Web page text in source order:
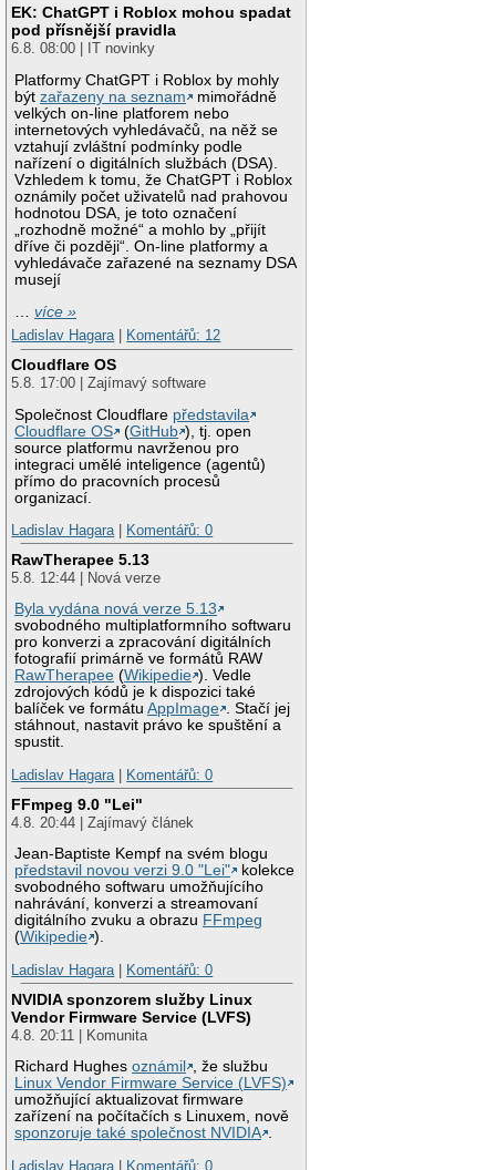
EK: ChatGPT i Roblox mohou spadat
pod přísnější pravidla
6.8. 08:00 | IT novinky
Platformy ChatGPT i Roblox by mohly
býtzařazeny na seznam
mimořádně
velkých on-line platforem nebo
internetových vyhledávačů, na něž se
vztahují zvláštní podmínky podle
nařízení o digitálních službách (DSA).
Vzhledem k tomu, že ChatGPT i Roblox
oznámily počet uživatelů nad prahovou
hodnotou DSA, je toto označení
„rozhodně možné“ a mohlo by „přijít
dříve či později“. On-line platformy a
vyhledávače zařazené na seznamy DSA
musejí
…více »
Ladislav Hagara| Komentářů: 12
Cloudflare OS
5.8. 17:00 | Zajímavý software
Společnost Cloudflare představila
Cloudflare OS
(GitHub ), tj. open
source platformu navrženou pro
integraci umělé inteligence (agentů)
přímo do pracovních procesů
organizací.
Ladislav Hagara| Komentářů: 0
RawTherapee 5.13
5.8. 12:44 | Nová verze
Byla vydána nová verze 5.13
svobodného multiplatformního softwaru
pro konverzi a zpracování digitálních
fotografií primárně ve formátů RAW
RawTherapee (Wikipedie ). Vedle
zdrojových kódů je k dispozici také
balíček ve formátuAppImage . Stačí jej
stáhnout, nastavit právo ke spuštění a
spustit.
Ladislav Hagara| Komentářů: 0
FFmpeg 9.0 "Lei"
4.8. 20:44 | Zajímavý článek
Jean-Baptiste Kempf na svém blogu
představil novou verzi 9.0 "Lei"
kolekce
svobodného softwaru umožňujícího
nahrávání, konverzi a streamovaní
digitálního zvuku a obrazu FFmpeg
(Wikipedie ).
Ladislav Hagara| Komentářů: 0
NVIDIA sponzorem služby Linux
Vendor Firmware Service (LVFS)
4.8. 20:11 | Komunita
Richard Hughesoznámil
, že službu
Linux Vendor Firmware Service (LVFS)
umožňující aktualizovat firmware
zařízení na počítačích s Linuxem, nově
sponzoruje také společnost NVIDIA .
Ladislav Hagara| Komentářů: 0